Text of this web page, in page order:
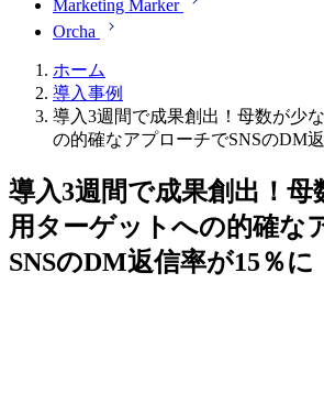
Marketing Marker
Orcha
ホーム
導入事例
導入3週間で成果創出！母数が少
の的確なアプローチでSNSのDM
導入3週間で成果創出！母
用ターゲットへの的確な
SNSのDM返信率が15％に